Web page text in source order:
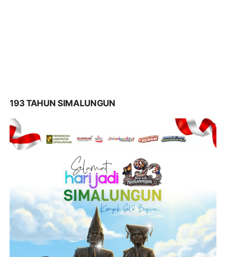
193 TAHUN SIMALUNGUN